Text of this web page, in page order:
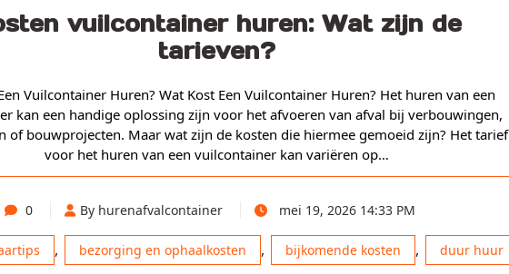
vuilcontainer huren: Wat zijn de
tarieven?
Vuilcontainer Huren? Wat Kost Een Vuilcontainer Huren? Het huren van een
kan een handige oplossing zijn voor het afvoeren van afval bij verbouwingen,
of bouwprojecten. Maar wat zijn de kosten die hiermee gemoeid zijn? Het tarief
voor het huren van een vuilcontainer kan variëren op…
0 By hurenafvalcontainer mei 19, 2026 14:33 PM
, bezorging en ophaalkosten , bijkomende kosten , duur huur